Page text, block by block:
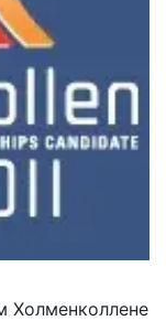
Холменколлене